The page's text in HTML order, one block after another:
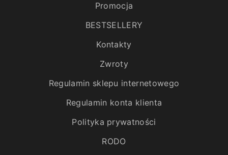
Promocja
BESTSELLERY
Kontakty
Zwroty
Regulamin sklepu internetowego
Regulamin konta klienta
Polityka prywatności
RODO